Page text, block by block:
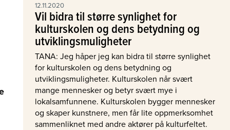
12.11.2020
Vil bidra til større synlighet for
kulturskolen og dens betydning og
utviklingsmuligheter
TANA: Jeg håper jeg kan bidra til større synlighet
for kulturskolen og dens betydning og
utviklingsmuligheter. Kulturskolen når svært
mange mennesker og betyr svært mye i
lokalsamfunnene. Kulturskolen bygger mennesker
og skaper kunstnere, men får lite oppmerksomhet
sammenliknet med andre aktører på kulturfeltet.